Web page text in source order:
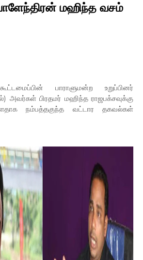
மஹிந்த வசம்
பாராளுமன்ற உறுப்பினர்
அவர்கள் பிரதமர் மஹிந்த ராஜபக்சவுக்கு
நம்பத்தகுந்த வட்டார தகவல்கள்